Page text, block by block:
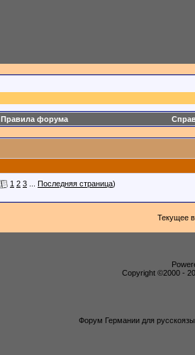
Правила форума
1 2 3 Последняя страница)
Текущее
Copyright ©2000 -
Форум Германии для